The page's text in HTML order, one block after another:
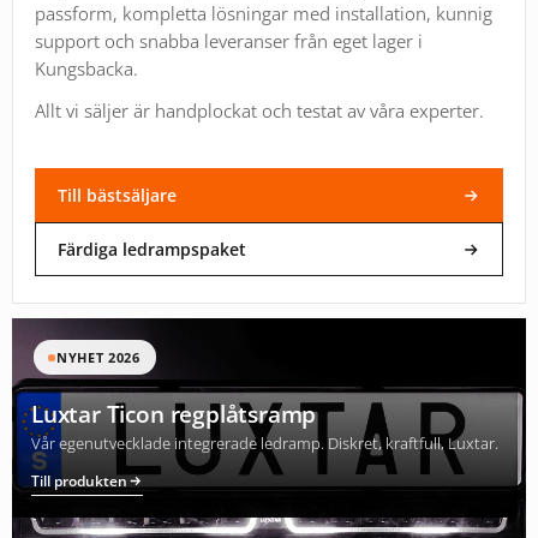
passform, kompletta lösningar med installation, kunnig
support och snabba leveranser från eget lager i
Kungsbacka.
Allt vi säljer är handplockat och testat av våra experter.
Till bästsäljare
Färdiga ledrampspaket
NYHET 2026
Luxtar Ticon regplåtsramp
Vår egenutvecklade integrerade ledramp. Diskret, kraftfull, Luxtar.
Till produkten